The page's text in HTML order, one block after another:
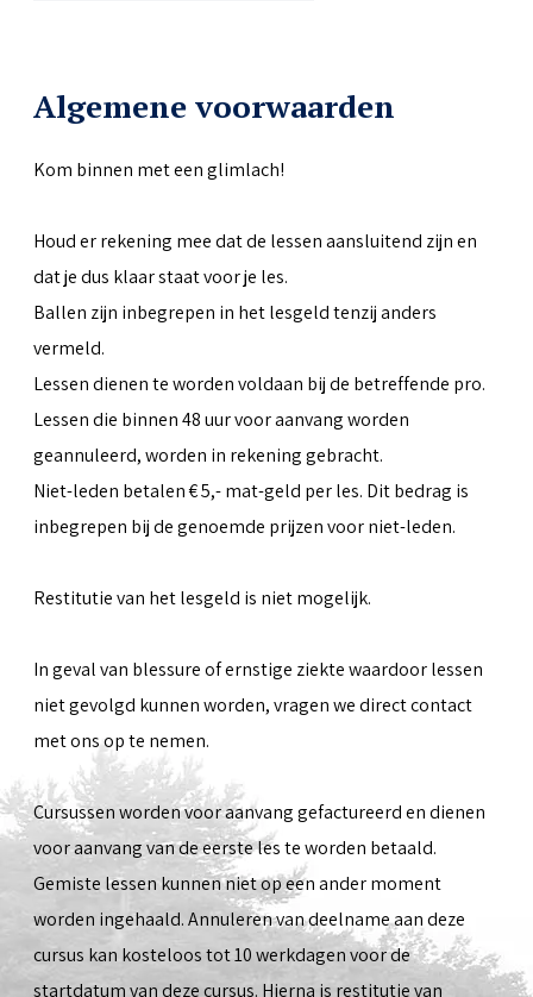
Algemene voorwaarden
Kom binnen met een glimlach!
Houd er rekening mee dat de lessen aansluitend zijn en
dat je dus klaar staat voor je les.
Ballen zijn inbegrepen in het lesgeld tenzij anders
vermeld.
Lessen dienen te worden voldaan bij de betreffende pro.
Lessen die binnen 48 uur voor aanvang worden
geannuleerd, worden in rekening gebracht.
Niet-leden betalen € 5,- mat-geld per les. Dit bedrag is
inbegrepen bij de genoemde prijzen voor niet-leden.
Restitutie van het lesgeld is niet mogelijk.
In geval van blessure of ernstige ziekte waardoor lessen
niet gevolgd kunnen worden, vragen we direct contact
met ons op te nemen.
Cursussen worden voor aanvang gefactureerd en dienen
voor aanvang van de eerste les te worden betaald.
Gemiste lessen kunnen niet op een ander moment
worden ingehaald. Annuleren van deelname aan deze
cursus kan kosteloos tot 10 werkdagen voor de
startdatum van deze cursus. Hierna is restitutie van